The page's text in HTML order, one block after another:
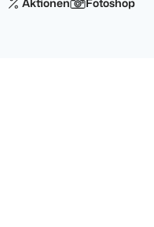
Aktionen Fotoshop